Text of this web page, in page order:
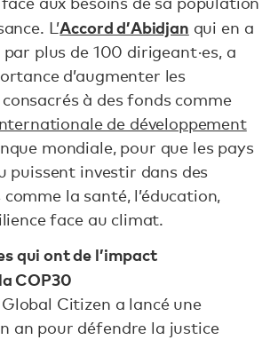
L’Accord d’Abidjan qui en a
par plus de 100 dirigeant·es, a
d’augmenter les
à des fonds comme
de développement
mondiale, pour que les pays
puissent investir dans des
la santé, l’éducation,
face au climat.
qui ont de l’impact
COP30
Citizen a lancé une
an pour défendre la justice